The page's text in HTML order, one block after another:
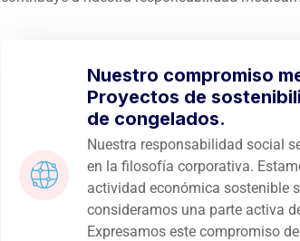
Nuestro compromiso
Proyectos de
de congelados.
Nuestra responsabilidad social
en la filosofía corporativa.
actividad económica sostenible
consideramos una parte activa
Expresamos este compromiso